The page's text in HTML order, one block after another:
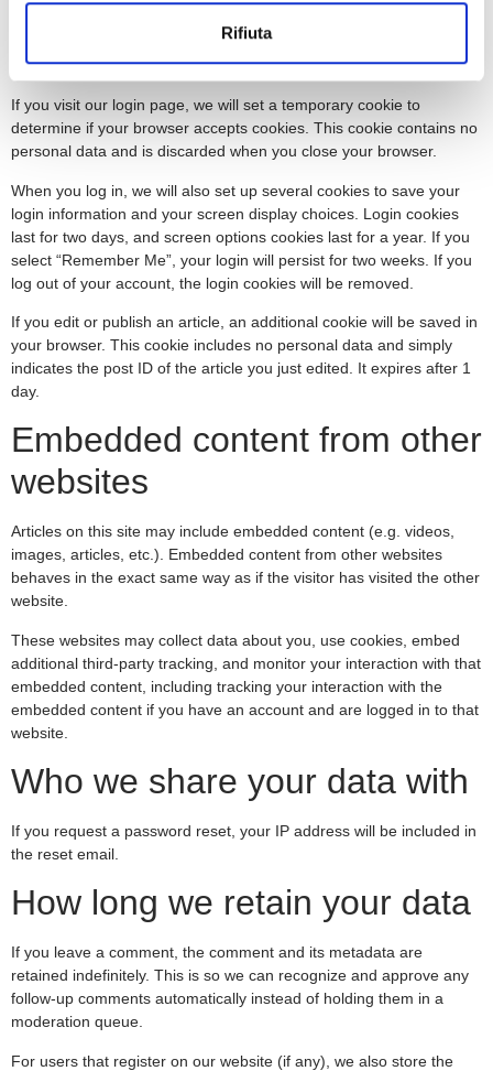
Rifiuta
when you leave another comment. These cookies will last for one
year.
If you visit our login page, we will set a temporary cookie to
determine if your browser accepts cookies. This cookie contains no
personal data and is discarded when you close your browser.
When you log in, we will also set up several cookies to save your
login information and your screen display choices. Login cookies
last for two days, and screen options cookies last for a year. If you
select “Remember Me”, your login will persist for two weeks. If you
log out of your account, the login cookies will be removed.
If you edit or publish an article, an additional cookie will be saved in
your browser. This cookie includes no personal data and simply
indicates the post ID of the article you just edited. It expires after 1
day.
Embedded content from other
websites
Articles on this site may include embedded content (e.g. videos,
images, articles, etc.). Embedded content from other websites
behaves in the exact same way as if the visitor has visited the other
website.
These websites may collect data about you, use cookies, embed
additional third-party tracking, and monitor your interaction with that
embedded content, including tracking your interaction with the
embedded content if you have an account and are logged in to that
website.
Who we share your data with
If you request a password reset, your IP address will be included in
the reset email.
How long we retain your data
If you leave a comment, the comment and its metadata are
retained indefinitely. This is so we can recognize and approve any
follow-up comments automatically instead of holding them in a
moderation queue.
For users that register on our website (if any), we also store the